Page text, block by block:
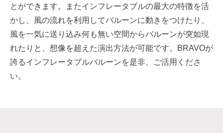
とができます。またインフレータブルの最大の特徴を活
かし、風の流れを利用してバルーンに動きをつけたり、
風を一気に送り込み何も無い空間からバルーンが突如現
れたりと、想像を超えた演出方法が可能です。BRAVOが
誇るインフレータブルバルーンを是非、ご活用くださ
い。